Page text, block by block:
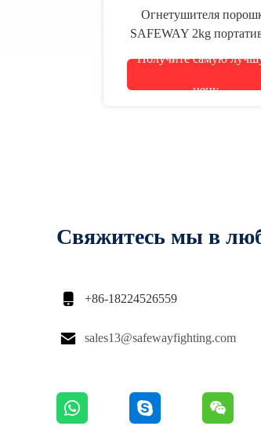
Огнетушителя
SAFEWAY 2kg
Получите самую
цену
Свяжитесь мы в
 +86-18224526559
 sales13@safewayfighting.com